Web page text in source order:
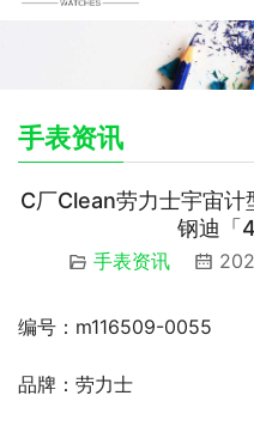
手表资讯
C厂Clean劳力士宇宙
钢迪「
手表资讯
编号：m116509-0055
品牌：劳力士